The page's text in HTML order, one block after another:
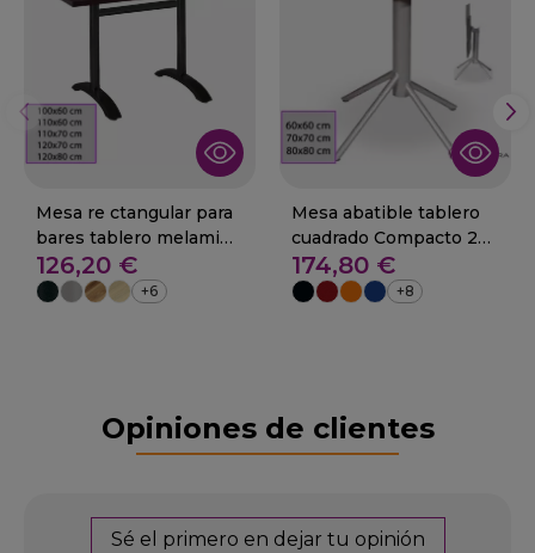
Mesa re ctangular para
bares tablero melamina
29-Conil
126,20 €
+6
Mesa abatible tablero
cuadrado Compacto 29-
LAREDO
174,80 €
+8
Opiniones de clientes
Sé el primero en dejar tu opinión